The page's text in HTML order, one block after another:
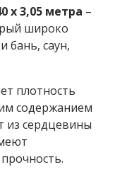
x 3,05 метра –
широко
бань, саун,
плотность
содержанием
из сердцевины